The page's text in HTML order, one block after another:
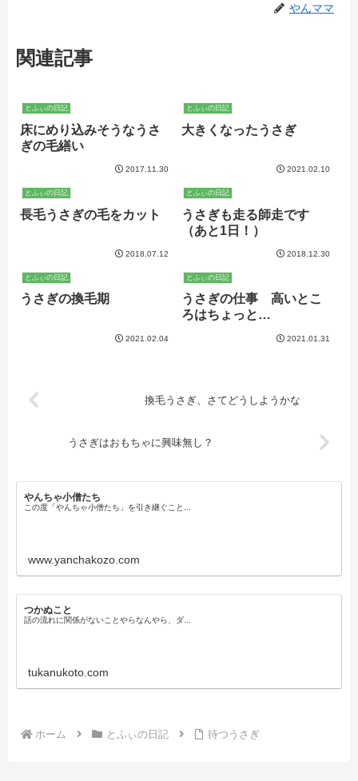
やんママ
関連記事
とふぃの日記
床にめり込みそうなうさ
ぎの毛繕い
2017.11.30
とふぃの日記
大きくなったうさぎ
2021.02.10
とふぃの日記
長毛うさぎの毛をカット
2018.07.12
とふぃの日記
うさぎも走る師走です
（あと1日！）
2018.12.30
とふぃの日記
うさぎの換毛期
2021.02.04
とふぃの日記
うさぎの仕事 高いとこ
ろはちょっと…
2021.01.31
換毛うさぎ、さてどうしようかな
うさぎはおもちゃに興味無し？
やんちゃ小僧たち
この度「やんちゃ小僧たち」を引き継ぐこと...
www.yanchakozo.com
つかぬこと
話の流れに関係がないことやらなんやら、ダ...
tukanukoto.com
ホーム とふぃの日記 待つうさぎ